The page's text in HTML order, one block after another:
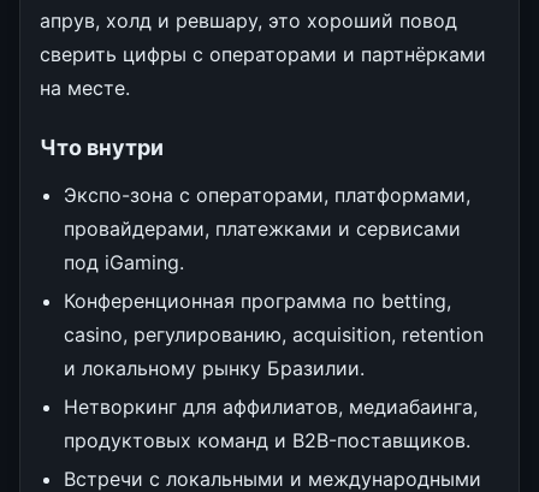
апрув, холд и ревшару, это хороший повод
сверить цифры с операторами и партнёрками
на месте.
Что внутри
Экспо-зона с операторами, платформами,
провайдерами, платежками и сервисами
под iGaming.
Конференционная программа по betting,
casino, регулированию, acquisition, retention
и локальному рынку Бразилии.
Нетворкинг для аффилиатов, медиабаинга,
продуктовых команд и B2B-поставщиков.
Встречи с локальными и международными